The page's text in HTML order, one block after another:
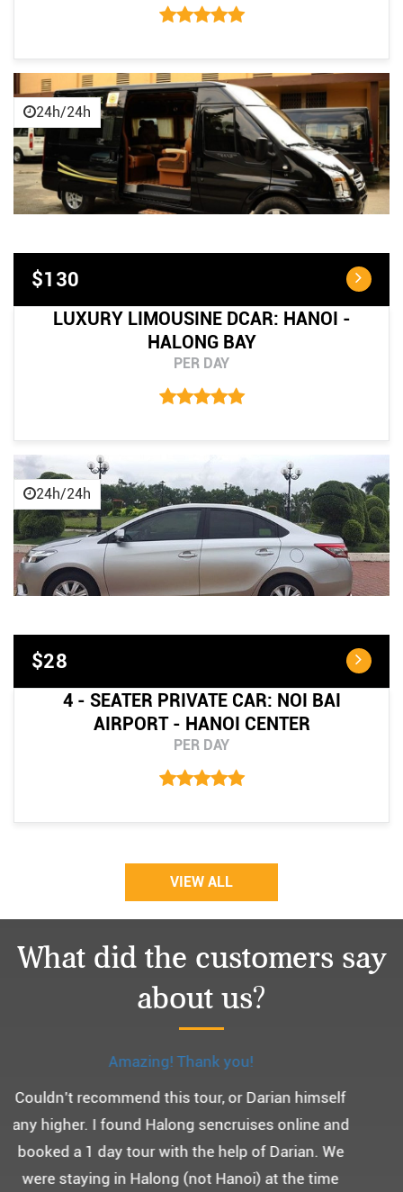
24h/24h
$130
LUXURY LIMOUSINE DCAR: HANOI -
HALONG BAY
PER DAY
24h/24h
$28
4 - SEATER PRIVATE CAR: NOI BAI
AIRPORT - HANOI CENTER
PER DAY
VIEW ALL
What did the customers say
about us?
Monchery cruis, 즐거웠던 어머니 환갑여행~
어머니 환갑여행을 기념하여 하롱베이, 몽쉐리 크
루즈 여행을 다녀왔어요. ^^
부모님을 모시고 가는 여행인만큼 비교적 선선한 2
월말에 Darian Culbert를 통해서 다녀왔습니다.